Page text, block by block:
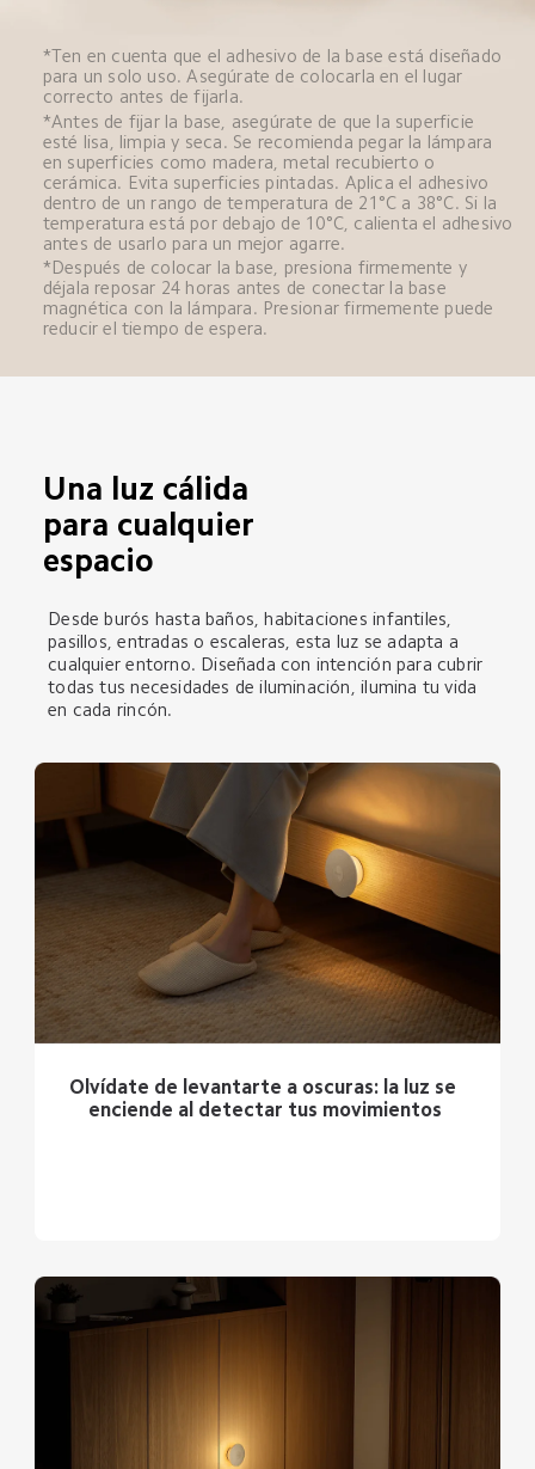
*Ten en cuenta que el adhesivo de la base está diseñado
para un solo uso. Asegúrate de colocarla en el lugar
correcto antes de fijarla.
*Antes de fijar la base, asegúrate de que la superficie
esté lisa, limpia y seca. Se recomienda pegar la lámpara
en superficies como madera, metal recubierto o
cerámica. Evita superficies pintadas. Aplica el adhesivo
dentro de un rango de temperatura de 21°C a 38°C. Si la
temperatura está por debajo de 10°C, calienta el adhesivo
antes de usarlo para un mejor agarre.
*Después de colocar la base, presiona firmemente y
déjala reposar 24 horas antes de conectar la base
magnética con la lámpara. Presionar firmemente puede
reducir el tiempo de espera.
Una luz cálida
para cualquier
espacio
Desde burós hasta baños, habitaciones infantiles,
pasillos, entradas o escaleras, esta luz se adapta a
cualquier entorno. Diseñada con intención para cubrir
todas tus necesidades de iluminación, ilumina tu vida
en cada rincón.
Olvídate de levantarte a oscuras: la luz se
enciende al detectar tus movimientos